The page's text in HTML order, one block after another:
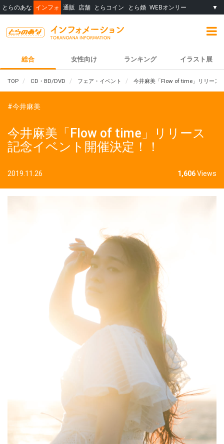
とらのあな インフォ 通販 店舗 とらコイン とら婚 WEBオンリー ▼
総合 女性向け ランキング イラスト展
TOP CD・BD/DVD フェア・イベント 今井麻美「Flow of time」リリース
#今井麻美
今井麻美「Flow of time」リリース
記念イベント開催決定！！
2019.11.26 1,606Views